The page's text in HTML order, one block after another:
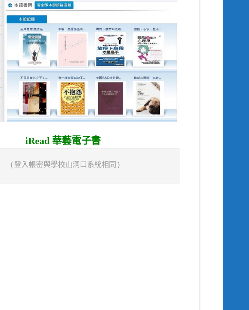
iRead 華藝電子書
  (登入帳密與學校山洞口系統相同)